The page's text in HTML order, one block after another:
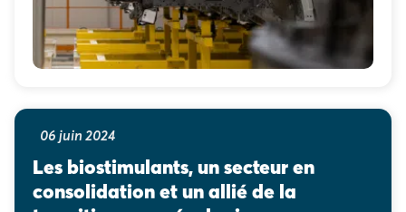
06 juin 2024
Les biostimulants, un secteur en
consolidation et un allié de la